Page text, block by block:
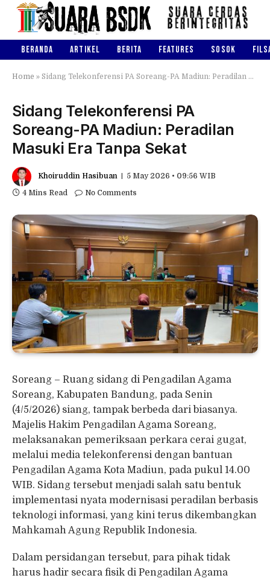
BERANDA ARTIKEL BERITA FEATURES SOSOK
Home » Sidang Telekonferensi PA Soreang-PA Madiun: Peradilan Masuki Era Tanpa Sekat
Sidang Telekonferensi PA
Soreang-PA Madiun: Peradilan
Masuki Era Tanpa Sekat
Khoiruddin Hasibuan
5 May 2026 • 09:56 WIB
4 Mins Read
No Comments
Soreang – Ruang sidang di Pengadilan Agama
Soreang, Kabupaten Bandung, pada Senin
(4/5/2026) siang, tampak berbeda dari biasanya.
Majelis Hakim Pengadilan Agama Soreang,
melaksanakan pemeriksaan perkara cerai gugat,
melalui media telekonferensi dengan bantuan
Pengadilan Agama Kota Madiun, pada pukul 14.00
WIB. Sidang tersebut menjadi salah satu bentuk
implementasi nyata modernisasi peradilan berbasis
teknologi informasi, yang kini terus dikembangkan
Mahkamah Agung Republik Indonesia.
Dalam persidangan tersebut, para pihak tidak
harus hadir secara fisik di Pengadilan Agama